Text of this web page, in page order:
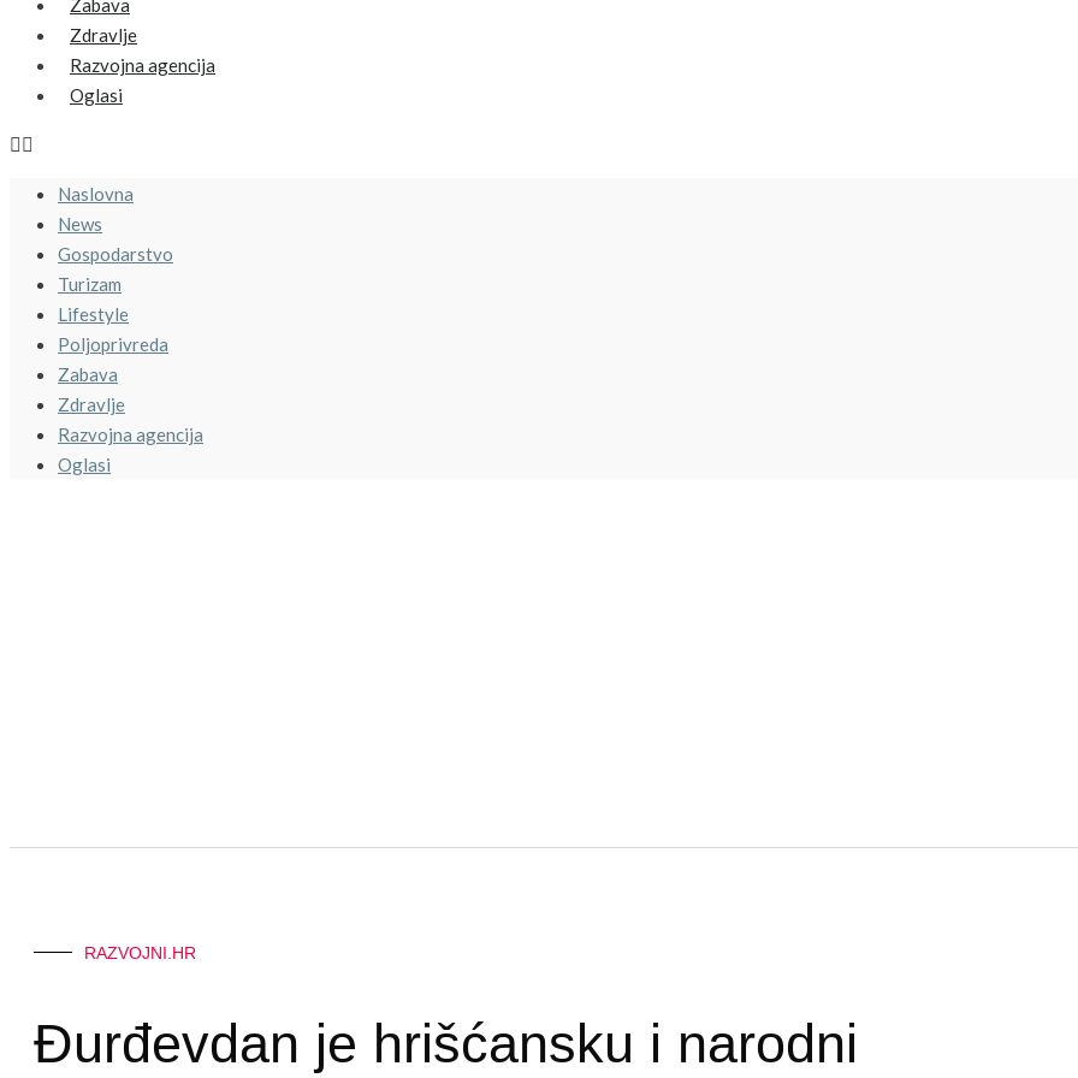
Zdravlje
Razvojna agencija
Oglasi
Naslovna
News
Gospodarstvo
Turizam
Lifestyle
Poljoprivreda
Zabava
Zdravlje
Razvojna agencija
Oglasi
RAZVOJNI.HR
Đurđevdan je hrišćansku i narodni